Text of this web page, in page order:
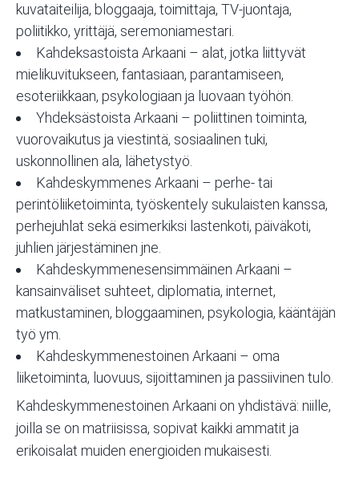
kuvataiteilija, bloggaaja, toimittaja, TV-juontaja,
poliitikko, yrittäjä, seremoniamestari.
Kahdeksastoista Arkaani – alat, jotka liittyvät
mielikuvitukseen, fantasiaan, parantamiseen,
esoteriikkaan, psykologiaan ja luovaan työhön.
Yhdeksästoista Arkaani – poliittinen toiminta,
vuorovaikutus ja viestintä, sosiaalinen tuki,
uskonnollinen ala, lähetystyö.
Kahdeskymmenes Arkaani – perhe- tai
perintöliiketoiminta, työskentely sukulaisten kanssa,
perhejuhlat sekä esimerkiksi lastenkoti, päiväkoti,
juhlien järjestäminen jne.
Kahdeskymmenesensimmäinen Arkaani –
kansainväliset suhteet, diplomatia, internet,
matkustaminen, bloggaaminen, psykologia, kääntäjän
työ ym.
Kahdeskymmenestoinen Arkaani – oma
liiketoiminta, luovuus, sijoittaminen ja passiivinen tulo.
Kahdeskymmenestoinen Arkaani on yhdistävä: niille,
joilla se on matriisissa, sopivat kaikki ammatit ja
erikoisalat muiden energioiden mukaisesti.